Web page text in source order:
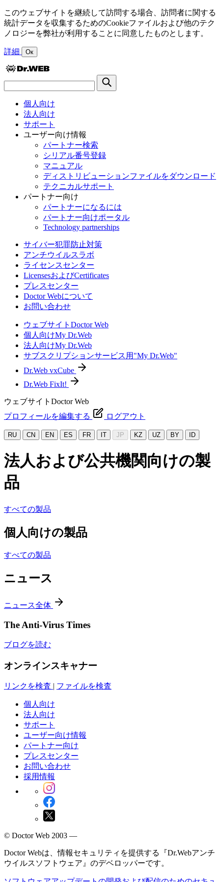
このウェブサイトを継続して訪問する場合、訪問者に関する
統計データを収集するためのCookieファイルおよび他のテク
ノロジーを弊社が利用することに同意したものとします。
詳細 Ок
個人向け
法人向け
サポート
ユーザー向け情報
パートナー検索
シリアル番号登録
マニュアル
ディストリビューションファイルをダウンロード
テクニカルサポート
パートナー向け
パートナーになるには
パートナー向けポータル
Technology partnerships
サイバー犯罪防止対策
アンチウイルスラボ
ライセンスセンター
LicensesおよびCertificates
プレスセンター
Doctor Webについて
お問い合わせ
ウェブサイトDoctor Web
個人向けMy Dr.Web
法人向けMy Dr.Web
サブスクリプションサービス用"My Dr.Web"
Dr.Web vxCube
Dr.Web FixIt!
ウェブサイトDoctor Web
プロフィールを編集する
ログアウト
RU CN EN ES FR IT JP KZ UZ BY ID
法人および公共機関向けの製
品
すべての製品
個人向けの製品
すべての製品
ニュース
ニュース全体
The Anti-Virus Times
ブログを読む
オンラインスキャナー
リンクを検査 | ファイルを検査
個人向け
法人向け
サポート
ユーザー向け情報
パートナー向け
プレスセンター
お問い合わせ
採用情報
© Doctor Web 2003 —
Doctor Webは、情報セキュリティを提供する『Dr.Webアンチ
ウイルスソフトウェア』のデベロッパーです。